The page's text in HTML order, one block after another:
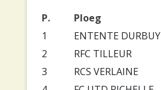
P.
Ploeg
1
ENTENTE DURBUY
2
RFC TILLEUR
3
RCS VERLAINE